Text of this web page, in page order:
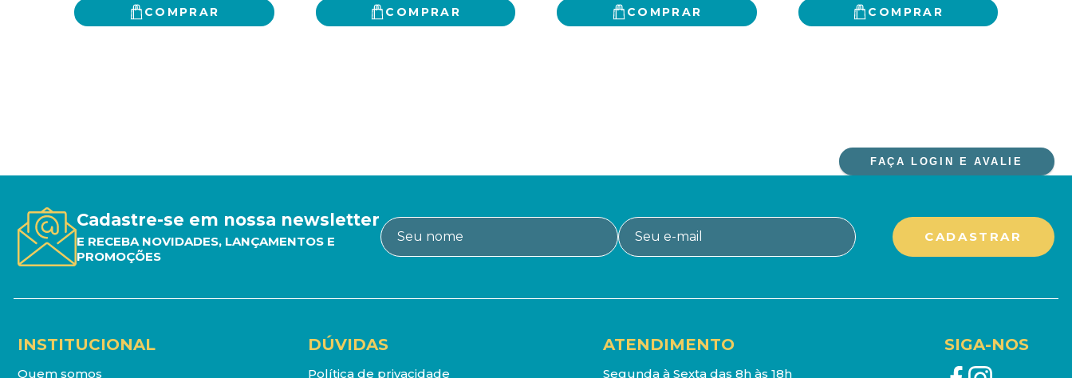
COMPRAR COMPRAR COMPRAR COMPRAR
FAÇA LOGIN E AVALIE
Cadastre-se em nossa newsletter
E RECEBA NOVIDADES, LANÇAMENTOS E
PROMOÇÕES
INSTITUCIONAL
Quem somos
DÚVIDAS
Política de privacidade
ATENDIMENTO
Segunda à Sexta das 8h às 18h
SIGA-NOS